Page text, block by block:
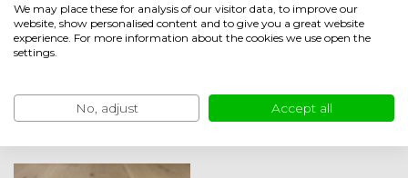
werkdagen
EUR 219,00
Bekijken
werkdagen
EUR 199,00
Bekijken
We may place these for analysis of our visitor data, to improve our
website, show personalised content and to give you a great website
experience. For more information about the cookies we use open the
settings.
No, adjust Accept all